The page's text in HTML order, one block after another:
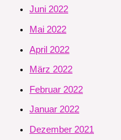
Juni 2022
Mai 2022
April 2022
März 2022
Februar 2022
Januar 2022
Dezember 2021